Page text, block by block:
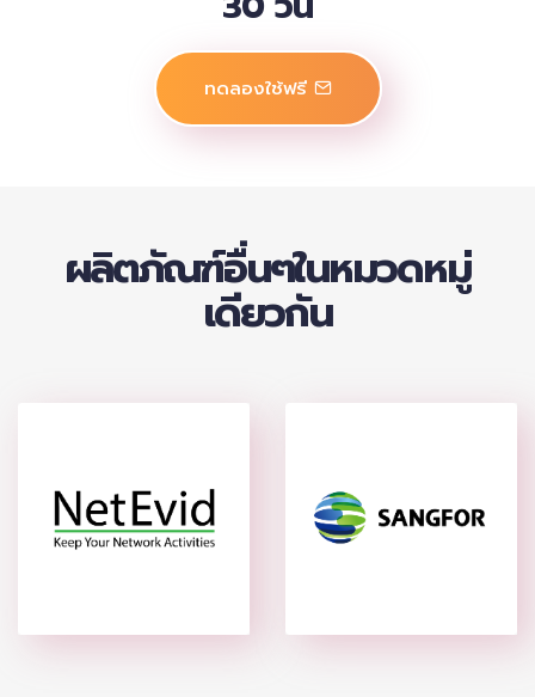
ทดลองใช้ฟรี
ผลิตภัณฑ์อื่นๆในหมวดหมู่
เดียวกัน